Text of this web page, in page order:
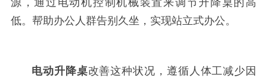
低。 帮助办公人群告别久坐，实现站立式办公。
电动升降桌改善这种状况，遵循人体工减少因